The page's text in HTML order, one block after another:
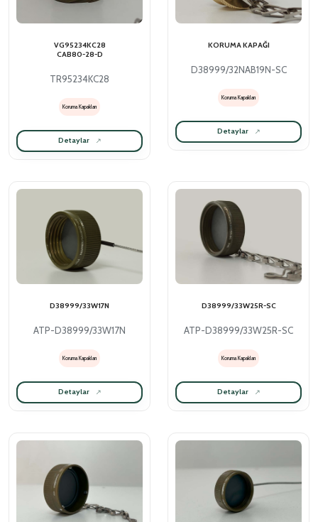
VG95234KC28
CAB80-28-D
TR95234KC28
Koruma Kapakları
Detaylar
KORUMA KAPAĞI
D38999/32NAB19N-SC
Koruma Kapakları
Detaylar
D38999/33W17N
ATP-D38999/33W17N
Koruma Kapakları
Detaylar
D38999/33W25R-SC
ATP-D38999/33W25R-SC
Koruma Kapakları
Detaylar